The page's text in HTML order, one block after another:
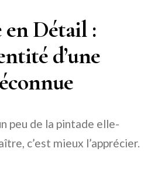
en Détail :
d’une
peu de la pintade elle-
c’est mieux l’apprécier.